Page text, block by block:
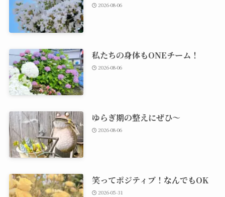
2026-08-06
私たちの身体もONEチーム！
2026-08-06
ゆらぎ期の整えにぜひ～
2026-08-06
笑ってポジティブ！なんでもOK
2026-05-31